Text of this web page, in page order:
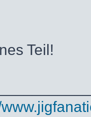
Teil!